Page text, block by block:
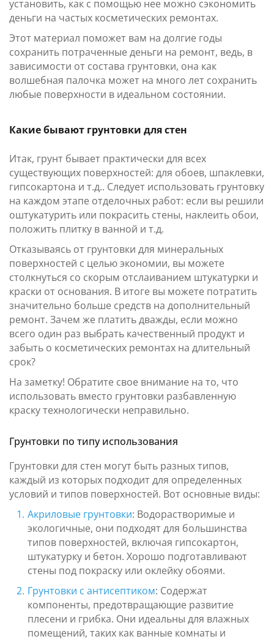
установить, как с помощью нее можно сэкономить
деньги на частых косметических ремонтах.
Этот материал поможет вам на долгие годы
сохранить потраченные деньги на ремонт, ведь, в
зависимости от состава грунтовки, она как
волшебная палочка может на много лет сохранить
любые поверхности в идеальном состоянии.
Какие бывают грунтовки для стен
Итак, грунт бывает практически для всех
существующих поверхностей: для обоев, шпаклевки,
гипсокартона и т.д.. Следует использовать грунтовку
на каждом этапе отделочных работ: если вы решили
оштукатурить или покрасить стены, наклеить обои,
положить плитку в ванной и т.д.
Отказываясь от грунтовки для минеральных
поверхностей с целью экономии, вы можете
столкнуться со скорым отслаиванием штукатурки и
краски от основания. В итоге вы можете потратить
значительно больше средств на дополнительный
ремонт. Зачем же платить дважды, если можно
всего один раз выбрать качественный продукт и
забыть о косметических ремонтах на длительный
срок?
На заметку! Обратите свое внимание на то, что
использовать вместо грунтовки разбавленную
краску технологически неправильно.
Грунтовки по типу использования
Грунтовки для стен могут быть разных типов,
каждый из которых подходит для определенных
условий и типов поверхностей. Вот основные виды:
Акриловые грунтовки: Водорастворимые и
экологичные, они подходят для большинства
типов поверхностей, включая гипсокартон,
штукатурку и бетон. Хорошо подготавливают
стены под покраску или оклейку обоями.
Грунтовки с антисептиком: Содержат
компоненты, предотвращающие развитие
плесени и грибка. Они идеальны для влажных
помещений, таких как ванные комнаты и